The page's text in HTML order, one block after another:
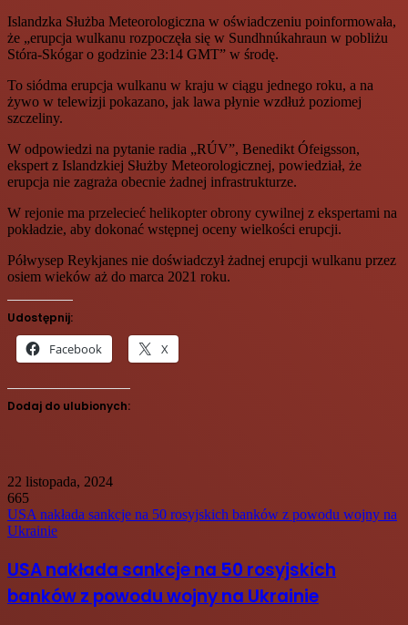
Islandzka Służba Meteorologiczna w oświadczeniu poinformowała,
że „erupcja wulkanu rozpoczęła się w Sundhnúkahraun w pobliżu
Stóra-Skógar o godzinie 23:14 GMT” w środę.
To siódma erupcja wulkanu w kraju w ciągu jednego roku, a na
żywo w telewizji pokazano, jak lawa płynie wzdłuż poziomej
szczeliny.
W odpowiedzi na pytanie radia „RÚV”, Benedikt Ófeigsson,
ekspert z Islandzkiej Służby Meteorologicznej, powiedział, że
erupcja nie zagraża obecnie żadnej infrastrukturze.
W rejonie ma przelecieć helikopter obrony cywilnej z ekspertami na
pokładzie, aby dokonać wstępnej oceny wielkości erupcji.
Półwysep Reykjanes nie doświadczył żadnej erupcji wulkanu przez
osiem wieków aż do marca 2021 roku.
Udostępnij:
Facebook X
Dodaj do ulubionych:
22 listopada, 2024
665
USA nakłada sankcje na 50 rosyjskich banków z powodu wojny na
Ukrainie
USA nakłada sankcje na 50 rosyjskich
banków z powodu wojny na Ukrainie